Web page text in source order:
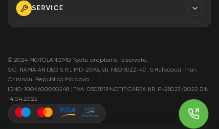
+373 79 923 306
E-MAIL
info@motoland.md
str. Pietrăriei 3A
SERVICE
+373 79 923 301
E-MAIL
service@motoland.md
ADRESA
Moldova or. Chisinau,
© 2024 MOTOLAND.MD Toate drepturile rezervate.
S.C. NAMAIAN DEG S.R.L.MD-2093, str. NEGRUZZI 40 ,S.Hulboaca, mun.
Chisinau, Republica Moldova
IDNO: 1004600050248 | TVA: 0508719 NOTIFICAREA NR. P-28027/2022 DIN
14.04.2022